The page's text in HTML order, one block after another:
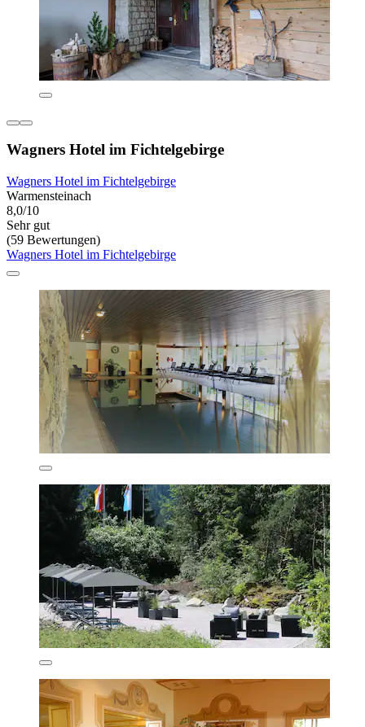
Wagners Hotel im Fichtelgebirge
Wagners Hotel im Fichtelgebirge
Warmensteinach
8,0/10
Sehr gut
(59 Bewertungen)
Wagners Hotel im Fichtelgebirge